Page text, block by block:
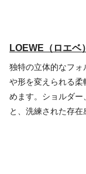
LOEWE（ロエベ
独特の立体的なフ
や形を変えられる柔
めます。ショルダー
と、洗練された存在